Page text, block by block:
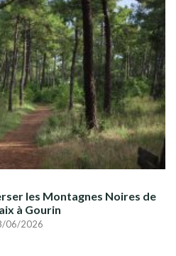
les Montagnes Noires de
à Gourin
06/2026